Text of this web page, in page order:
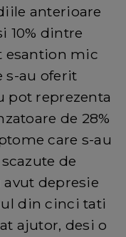
anterioare
10% dintre
esantion mic
s-au oferit
pot reprezenta
de 28%
care s-au
de
avut depresie
din cinci tati
ajutor, desi o